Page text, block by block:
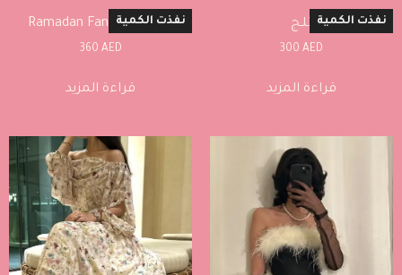
نفذت الكمية ثلـج
300 AED
قراءة المزيد
نفذت الكمية
Ramadan Fancy dress-33
360 AED
قراءة المزيد